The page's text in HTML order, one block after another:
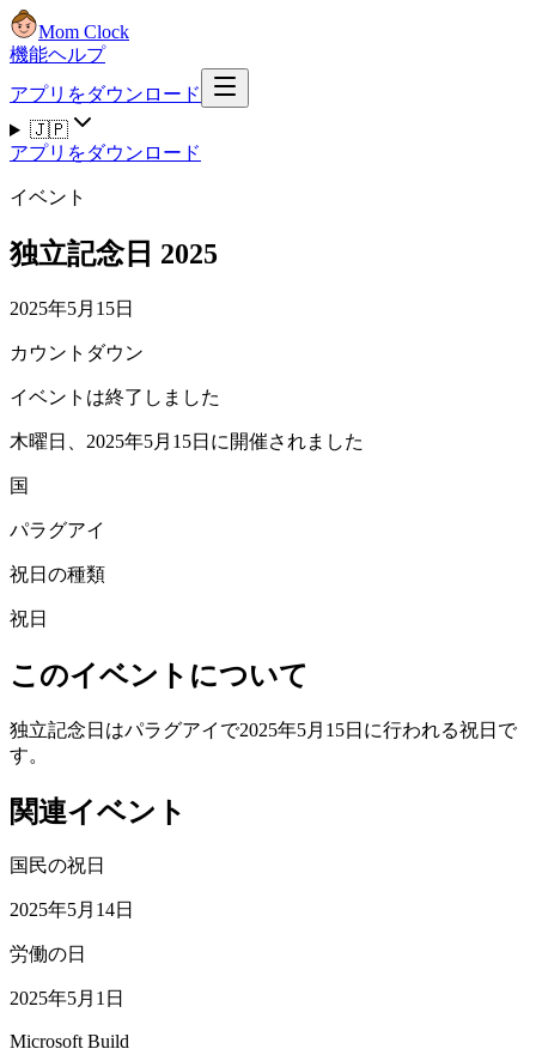
Mom Clock
機能ヘルプ
アプリをダウンロード
🇯🇵
アプリをダウンロード
イベント
独立記念日 2025
2025年5月15日
カウントダウン
イベントは終了しました
木曜日、2025年5月15日に開催されました
国
パラグアイ
祝日の種類
祝日
このイベントについて
独立記念日はパラグアイで2025年5月15日に行われる祝日で
す。
関連イベント
国民の祝日
2025年5月14日
労働の日
2025年5月1日
Microsoft Build